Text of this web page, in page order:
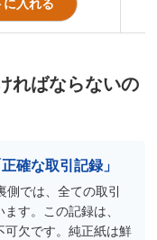
に入れる
ればならないの
確な取引記録」
では、全ての取引
す。この記録は、
可欠です。純正紙は鮮